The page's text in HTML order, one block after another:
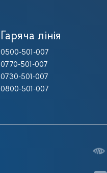
Гаряча лінія
0500-501-007
0770-501-007
0730-501-007
0800-501-007